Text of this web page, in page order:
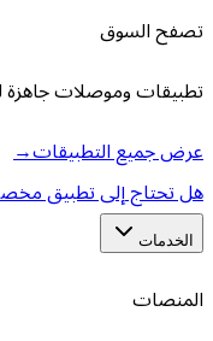
تصفح السوق
تطبيقات وموصلات
عرض جميع التطبيقات→
هل تحتاج إلى تطبيق
الخدمات
المنصات